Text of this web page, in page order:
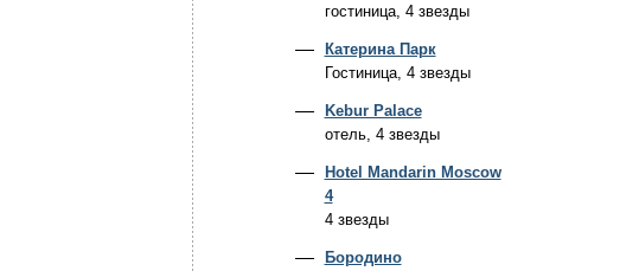
гостиница, 4 звезды
Катерина Парк
Гостиница, 4 звезды
Kebur Palace
отель, 4 звезды
Hotel Mandarin Moscow
4
4 звезды
Бородино